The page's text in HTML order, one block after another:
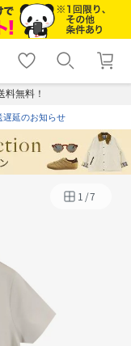
shopping_cart lock_outline
ログイン
無料！
遅延のお知らせ
1 /7